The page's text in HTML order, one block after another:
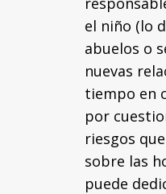
el niño (lo
abuelos o
nuevas
tiempo en
por
riesgos
sobre las
puede